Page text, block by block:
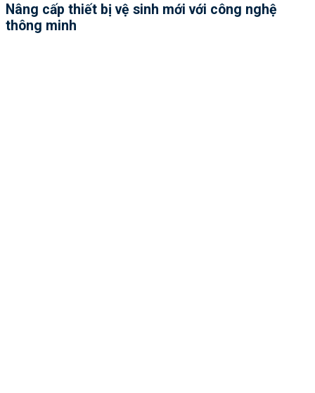
Nâng cấp thiết bị vệ sinh mới với công nghệ
thông minh